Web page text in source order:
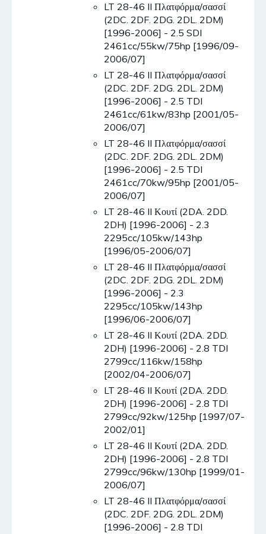
LT 28-46 II Πλατφόρμα/σασσί
(2DC. 2DF. 2DG. 2DL. 2DM)
[1996-2006] - 2.5 SDI
2461cc/55kw/75hp [1996/09-
2006/07]
LT 28-46 II Πλατφόρμα/σασσί
(2DC. 2DF. 2DG. 2DL. 2DM)
[1996-2006] - 2.5 TDI
2461cc/61kw/83hp [2001/05-
2006/07]
LT 28-46 II Πλατφόρμα/σασσί
(2DC. 2DF. 2DG. 2DL. 2DM)
[1996-2006] - 2.5 TDI
2461cc/70kw/95hp [2001/05-
2006/07]
LT 28-46 II Κουτί (2DA. 2DD.
2DH) [1996-2006] - 2.3
2295cc/105kw/143hp
[1996/05-2006/07]
LT 28-46 II Πλατφόρμα/σασσί
(2DC. 2DF. 2DG. 2DL. 2DM)
[1996-2006] - 2.3
2295cc/105kw/143hp
[1996/06-2006/07]
LT 28-46 II Κουτί (2DA. 2DD.
2DH) [1996-2006] - 2.8 TDI
2799cc/116kw/158hp
[2002/04-2006/07]
LT 28-46 II Κουτί (2DA. 2DD.
2DH) [1996-2006] - 2.8 TDI
2799cc/92kw/125hp [1997/07-
2002/01]
LT 28-46 II Κουτί (2DA. 2DD.
2DH) [1996-2006] - 2.8 TDI
2799cc/96kw/130hp [1999/01-
2006/07]
LT 28-46 II Πλατφόρμα/σασσί
(2DC. 2DF. 2DG. 2DL. 2DM)
[1996-2006] - 2.8 TDI